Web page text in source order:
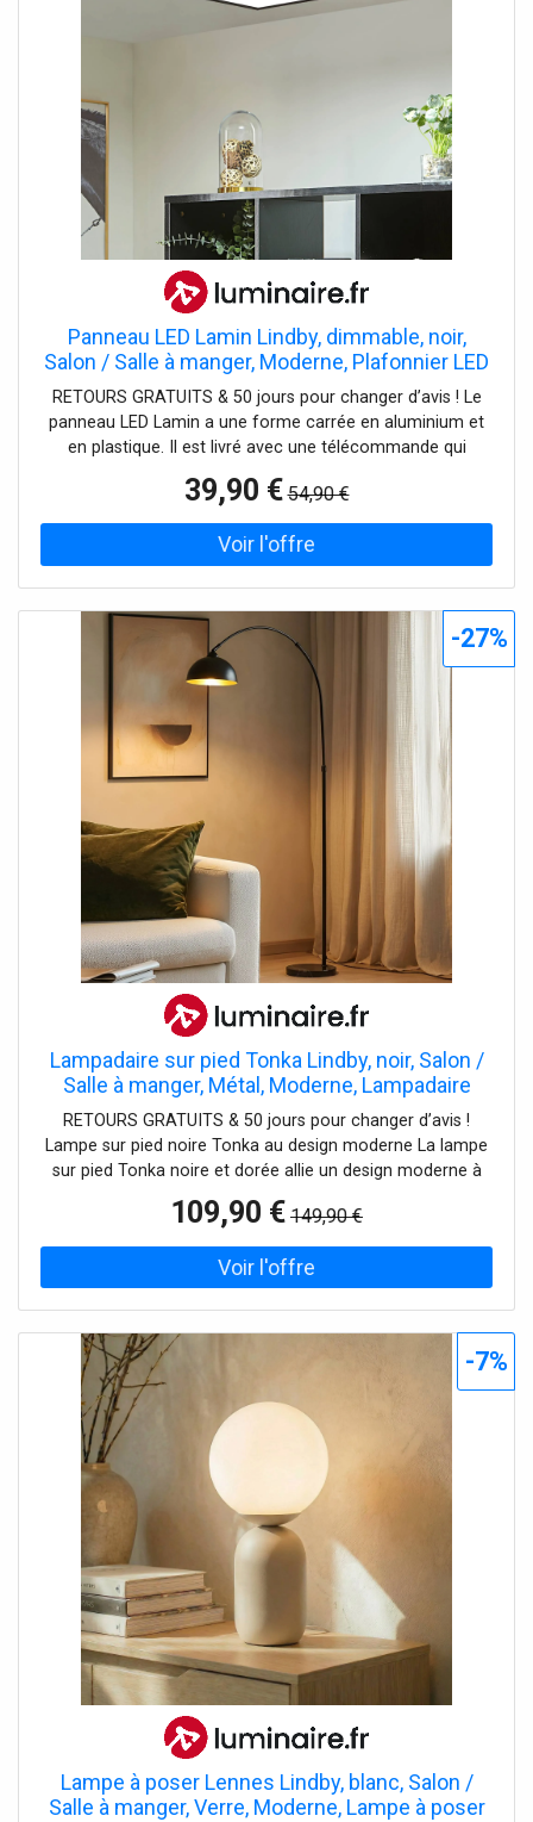
Panneau LED Lamin Lindby, dimmable, noir,
Salon / Salle à manger, Moderne, Plafonnier LED
RETOURS GRATUITS & 50 jours pour changer d’avis ! Le
panneau LED Lamin a une forme carrée en aluminium et
en plastique. Il est livré avec une télécommande qui
lumière, du blanc chaud à la lumière du jour.
39,90 € 54,90 €
Lampadaire sur pied Tonka Lindby, noir, Salon /
Salle à manger, Métal, Moderne, Lampadaire
RETOURS GRATUITS & 50 jours pour changer d’avis !
Lampe sur pied noire Tonka au design moderne La lampe
sur pied Tonka noire et dorée allie un design moderne à
des couleurs élégantes qui apportent une touche
particulière à chaque salon et salle à manger. Les
matériaux sélectionnés et la combinaison de couleurs
créent une atmosphère à la fois inspirante et chaleureuse.
considérablement l'effet produit par la pièce. Avec sa
présence dans les intérieurs au design moderne, elle met
en valeur et souligne l'aménagement individuel.
109,90 € 149,90 €
-27%
Lampe à poser Lennes Lindby, blanc, Salon /
Salle à manger, Verre, Moderne, Lampe à poser
-7%